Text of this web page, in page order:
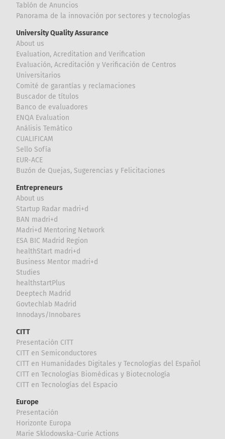
Tablón de Anuncios
Panorama de la innovación por sectores y tecnologías
University Quality Assurance
About us
Evaluation, Acreditation and Verification
Evaluación, Acreditación y Verificación de Centros
Universitarios
Comité de garantías y reclamaciones
Buscador de títulos
Banco de evaluadores
ENQA Evaluation
Análisis Temático
CUALIFICAM
Sello Sofía
EUR-ACE
Buzón de Quejas, Sugerencias y Felicitaciones
Entrepreneurs
About us
Startup Radar madri+d
BAN madri+d
Madri+d Mentoring Network
ESA BIC Madrid Region
healthStart madri+d
Business Mentor madri+d
Studies
healthstartPlus
Deeptech Madrid
Govtechlab Madrid
Innodays/Innobares
CITT
Presentación CITT
CITT en Semiconductores
CITT en Humanidades Digitales y Tecnologías del Español
CITT en Tecnologías Biomédicas y Biotecnología
CITT en Tecnologías del Espacio
Europe
Presentación
Horizonte Europa
Marie Sklodowska-Curie Actions